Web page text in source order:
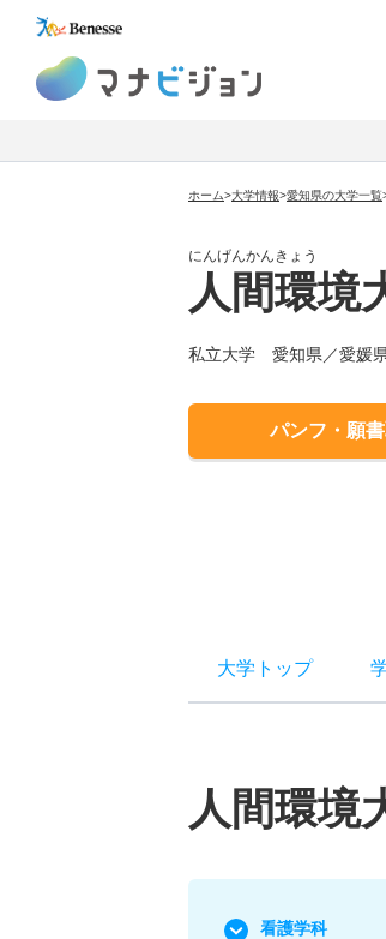
ホーム>大学情報>愛知県の大学一覧
にんげんかんきょう
人間環境
私立大学 愛知県／愛媛
パンフ・願
大学トップ
人間環境
看護学科